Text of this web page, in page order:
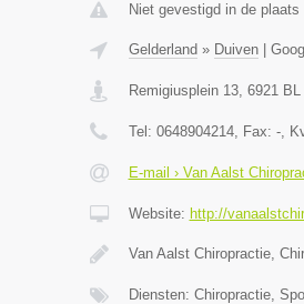
Niet gevestigd in de
Gelderland » Duiven|
Remigiusplein 13, 6921 BL
Tel: 0648904214, Fax: -,
E-mail › Van Aalst
Website: http://
Van Aalst Chiropractie,
Diensten: Chiropractie,